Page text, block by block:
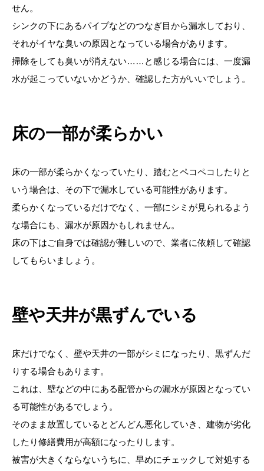
せん。
シンクの下にあるパイプなどのつなぎ目から漏水しており、
それがイヤな臭いの原因となっている場合があります。
掃除をしても臭いが消えない……と感じる場合には、一度漏
水が起こっていないかどうか、確認した方がいいでしょう。
床の一部が柔らかい
床の一部が柔らかくなっていたり、踏むとペコペコしたりと
いう場合は、その下で漏水している可能性があります。
柔らかくなっているだけでなく、一部にシミが見られるよう
な場合にも、漏水が原因かもしれません。
床の下はご自身では確認が難しいので、業者に依頼して確認
してもらいましょう。
壁や天井が黒ずんでいる
床だけでなく、壁や天井の一部がシミになったり、黒ずんだ
りする場合もあります。
これは、壁などの中にある配管からの漏水が原因となってい
る可能性があるでしょう。
そのまま放置しているとどんどん悪化していき、建物が劣化
したり修繕費用が高額になったりします。
被害が大きくならないうちに、早めにチェックして対処する